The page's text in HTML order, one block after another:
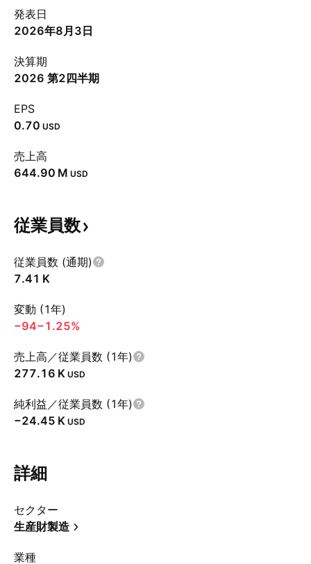
発表日
2026年8月3日
決算期
2026 第2四半期
EPS
0.70 USD
売上高
‪644.90 M‬ USD
従業員数
従業員数 (通期)
‪7.41 K‬
変動 (1年)
−94−1.25%
売上高／従業員数 (1年)
‪277.16 K‬ USD
純利益／従業員数 (1年)
‪−24.45 K‬ USD
詳細
セクター
生産財製造
業種